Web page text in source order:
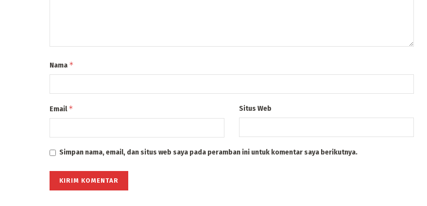
Nama *
Email* Situs Web
Simpan nama, email, dan situs web saya pada peramban ini untuk komentar saya berikutnya.